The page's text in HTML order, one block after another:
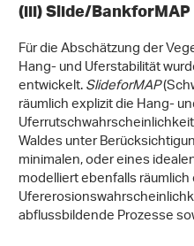
(iii) Slide/BankforMAP
Für die Abschätzung der
Hang- und Uferstabilität
entwickelt.SlideforMAP
räumlich explizit die Hang-
Waldes unter
minimalen, oder eines
modelliert ebenfalls
abflussbildende Prozesse